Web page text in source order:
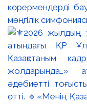
көрермендерді
мәңгілік